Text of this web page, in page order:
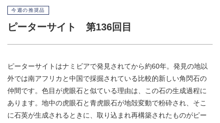
今週の推奨品
ピーターサイト 第136回目
ピーターサイトはナミビアで発見されてから約60年。発見の地以
外では南アフリカと中国で採掘されている比較的新しい角閃石の
仲間です。色目が虎眼石と似ている理由は、この石の生成過程に
あります。地中の虎眼石と青虎眼石が地殻変動で粉砕され、そこ
に石英が生成されるときに、取り込まれ再構築されたものがピー